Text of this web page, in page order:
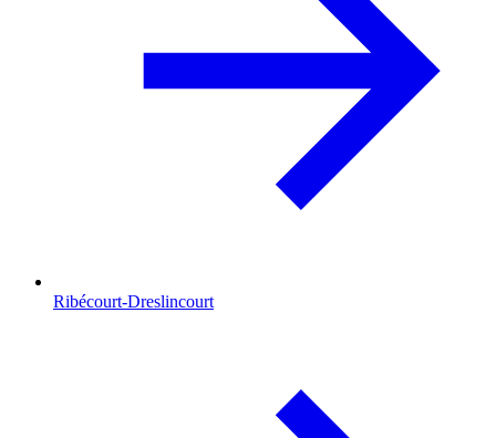
Ribécourt-Dreslincourt